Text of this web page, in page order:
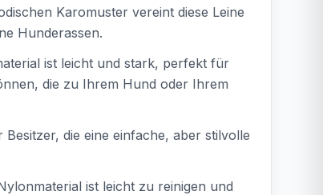
Karomuster vereint diese Leine
Hunderassen.
ist leicht und stark, perfekt für
die zu Ihrem Hund oder Ihrem
die eine einfache, aber stilvolle
ist leicht zu reinigen und